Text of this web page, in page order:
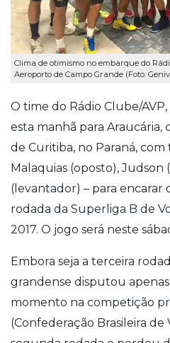
Clima de otimismo no embarque do
Aeroporto de Campo Grande (Foto:
O time do Rádio Clube/
esta manhã para Araucária,
de Curitiba, no Paraná, com
Malaquias (oposto),
(levantador) – para encarar
rodada da Superliga B de
2017. O jogo será neste
Embora seja a terceira
grandense disputou
momento na competição
(Confederação Brasileira